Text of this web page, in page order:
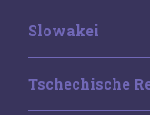
Slowakei
Tschechische